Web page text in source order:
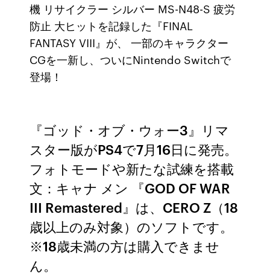
機 リサイクラー シルバー MS-N48-S 疲労
防止 大ヒットを記録した『FINAL
FANTASY VIII』が、 一部のキャラクター
CGを一新し、ついにNintendo Switchで
登場！
『ゴッド・オブ・ウォー3』リマ
スター版がPS4で7月16日に発売。
フォトモードや新たな試練を搭載
文：キャナ メン 『GOD OF WAR
III Remastered』は、CERO Z（18
歳以上のみ対象）のソフトです。
※18歳未満の方は購入できませ
ん。